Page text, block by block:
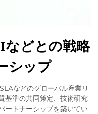
などとの戦略
シップ
などのグローバル産業リ
基準の共同策定、技術研究
ートナーシップを築いてい